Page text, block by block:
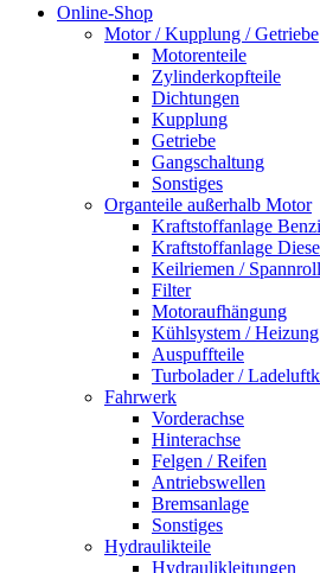
Online-Shop
Motor / Kupplung / Getriebe
Motorenteile
Zylinderkopfteile
Dichtungen
Kupplung
Getriebe
Gangschaltung
Sonstiges
Organteile außerhalb Motor
Kraftstoffanlage
Kraftstoffanlage
Keilriemen /
Filter
Motoraufhängung
Kühlsystem /
Auspuffteile
Turbolader /
Fahrwerk
Vorderachse
Hinterachse
Felgen / Reifen
Antriebswellen
Bremsanlage
Sonstiges
Hydraulikteile
Hydraulikleitungen